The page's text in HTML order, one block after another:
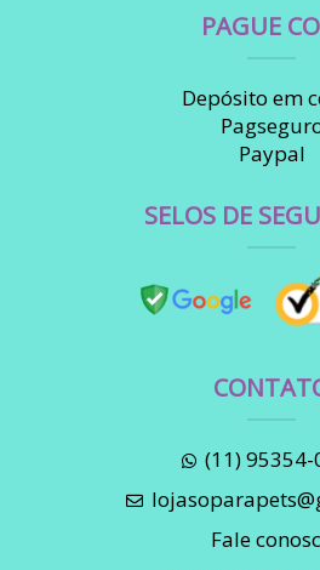
PAGUE
Depósito em
Paypal
SELOS DE
(11) 95354-
Fale